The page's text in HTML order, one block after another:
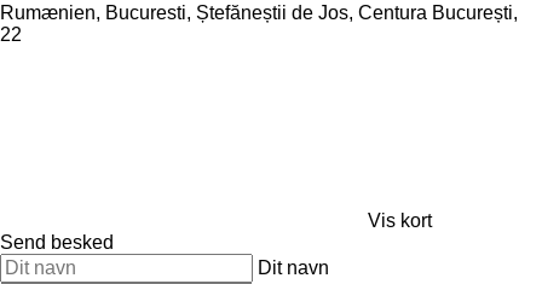
Rumænien, Bucuresti, Ștefăneștii de Jos, Centura București,
22
Vis kort
Send besked
Dit navn